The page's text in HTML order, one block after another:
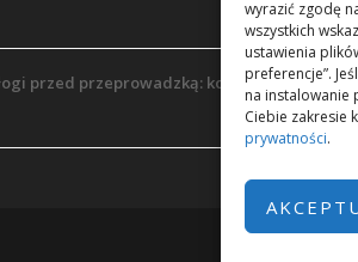
wyrazić zgodę
wszystkich
ustawienia
preferencje”.
na instalowanie
Ciebie zakresie
prywatności.
przed przeprowadzką: kolejność